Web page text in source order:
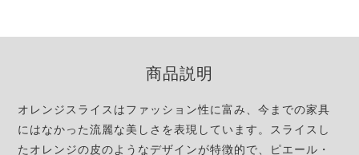
商品説明
オレンジスライスはファッション性に富み、今までの家具
にはなかった流麗な美しさを表現しています。スライスし
たオレンジの皮のようなデザインが特徴的で、ピエール・